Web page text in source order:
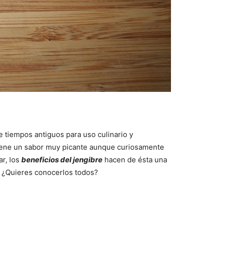
tiempos antiguos para uso culinario y
un sabor muy picante aunque curiosamente
los beneficios del jengibre hacen de ésta una
conocerlos todos?